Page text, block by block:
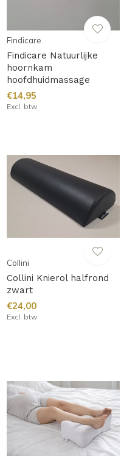
Findicare
Findicare Natuurlijke
hoornkam
hoofdhuidmassage
€14,95
Excl. btw
Collini
Collini Knierol halfrond
zwart
€24,00
Excl. btw